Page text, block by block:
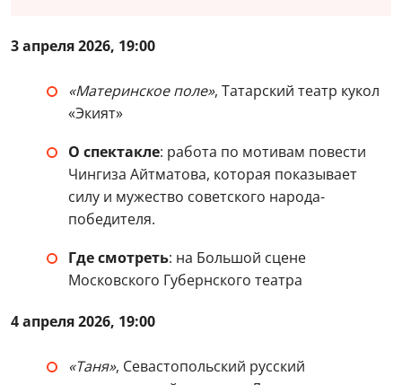
3 апреля 2026, 19:00
«Материнское поле», Татарский театр кукол
«Экият»
О спектакле: работа по мотивам повести
Чингиза Айтматова, которая показывает
силу и мужество советского народа-
победителя.
Где смотреть: на Большой сцене
Московского Губернского театра
4 апреля 2026, 19:00
«Таня», Севастопольский русский